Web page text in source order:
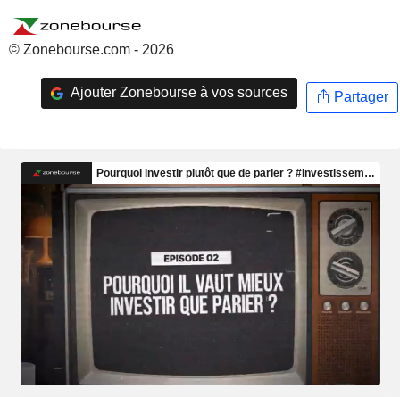
© Zonebourse.com - 2026
Ajouter Zonebourse à vos sources Partager